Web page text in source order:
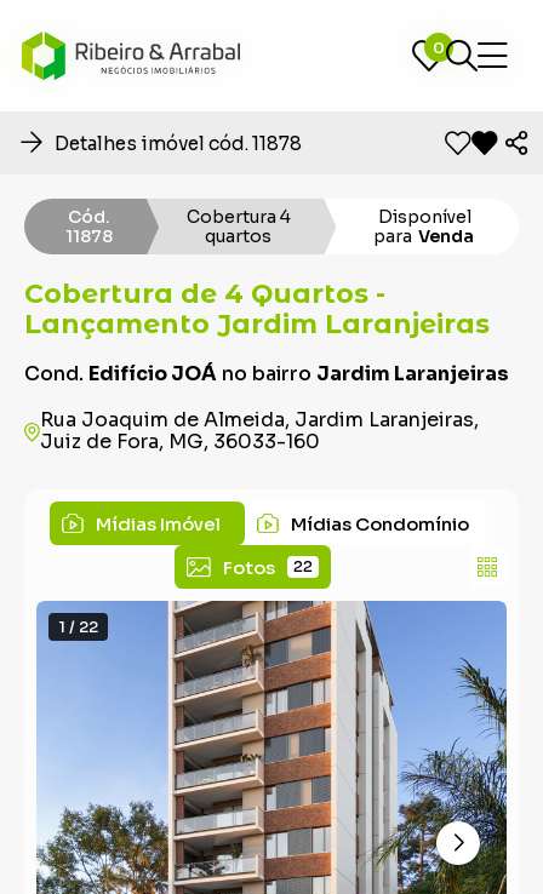
0
0
Detalhes imóvel cód. 11878
Cód.
11878
Cobertura 4
quartos
Disponível
para Venda
Cobertura de 4 Quartos -
Lançamento Jardim Laranjeiras
Cond. Edifício JOÁ no bairro Jardim Laranjeiras
Rua Joaquim de Almeida, Jardim Laranjeiras,
Juiz de Fora, MG, 36033-160
Mídias Imóvel
Mídias Condomínio
Fotos
22
1 / 22